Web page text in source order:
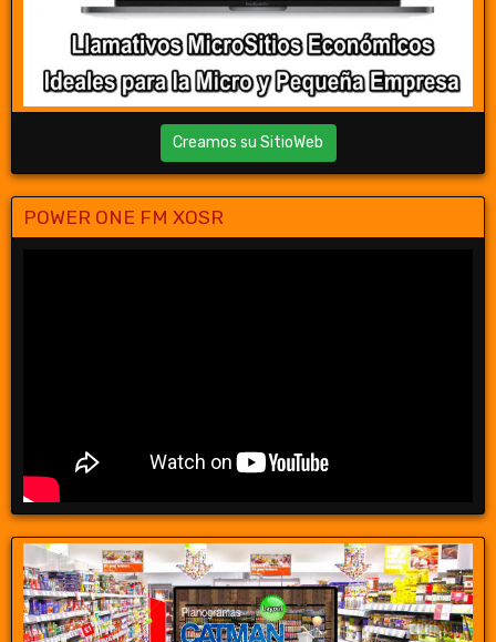
Creamos su SitioWeb
POWER ONE FM XOSR